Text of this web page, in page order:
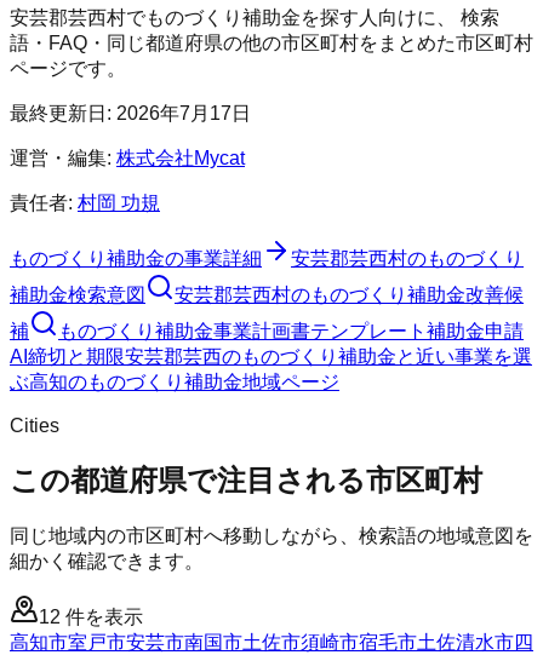
安芸郡芸西村でものづくり補助金を探す人向けに、 検索
語・FAQ・同じ都道府県の他の市区町村をまとめた市区町村
ページです。
最終更新日: 2026年7月17日
運営・編集: 株式会社Mycat
責任者: 村岡 功規
ものづくり補助金の事業詳細 安芸郡芸西村のものづくり
補助金検索意図 安芸郡芸西村のものづくり補助金改善候
補
ものづくり補助金事業計画書テンプレート 補助金申請
AI 締切と期限安芸郡芸西のものづくり補助金と近い事業を選
ぶ高知のものづくり補助金地域ページ
Cities
この都道府県で注目される市区町村
同じ地域内の市区町村へ移動しながら、検索語の地域意図を
細かく確認できます。
12 件を表示
高知市室戸市安芸市南国市土佐市須崎市宿毛市土佐清水市四